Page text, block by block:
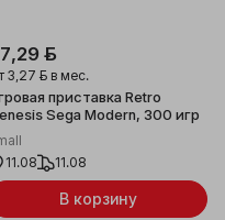
ƃ
3,27 ƃ в мес.
приставка Retro
Sega Modern, 300 игр
11.08
11.08
В корзину